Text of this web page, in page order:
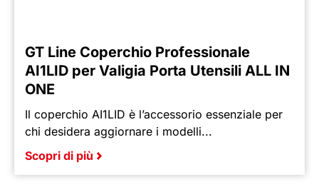
GT Line Coperchio Professionale
AI1LID per Valigia Porta Utensili ALL IN
ONE
Il coperchio AI1LID è l’accessorio essenziale per
chi desidera aggiornare i modelli...
Scopri di più